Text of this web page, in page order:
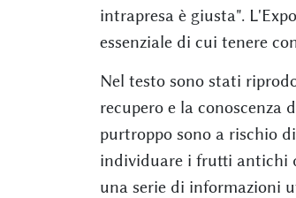
intrapresa è giusta".
essenziale di cui tenere
Nel testo sono stati
recupero e la conoscenza
purtroppo sono a rischio
individuare i frutti antichi
una serie di informazioni